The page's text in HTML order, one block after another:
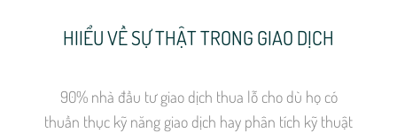
HIIỂU VỀ SỰ THẬT TRONG GIAO DỊCH
90% nhà đầu tư giao dịch thua lỗ cho dù họ có
thuần thục kỹ năng giao dịch hay phân tích kỹ thuật